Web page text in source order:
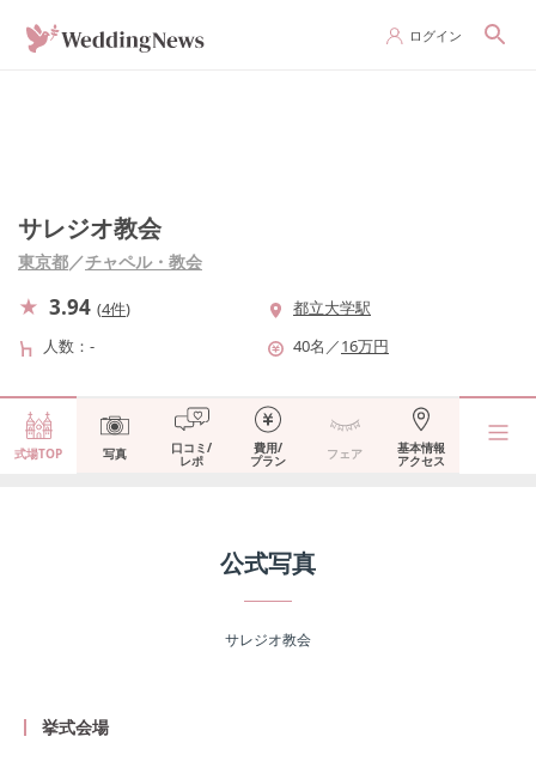
ログイン
サレジオ教会
東京都／チャペル・教会
3.94 (4件)
都立大学駅
人数
- 40名 ／16万円
式場TOP 写真 口コミ/
レポ
費用/
プラン フェア 基本情報
アクセス
公式写真
サレジオ教会
挙式会場